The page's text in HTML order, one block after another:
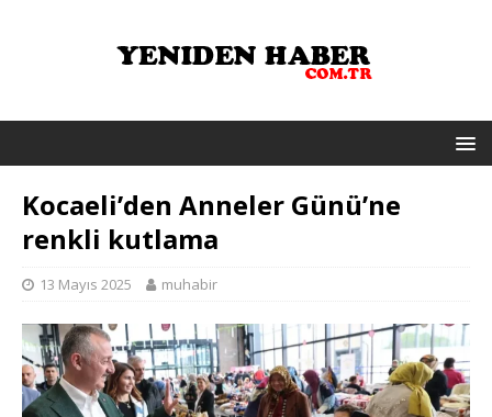
Kocaeli’den Anneler Günü’ne
renkli kutlama
13 Mayıs 2025 muhabir